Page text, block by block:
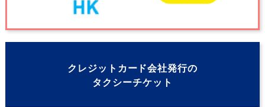
プ
クレジットカード会社発行の
タクシーチケット